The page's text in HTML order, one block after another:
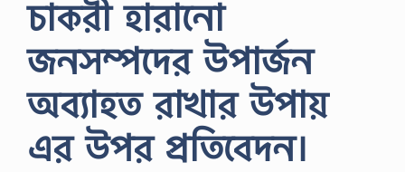
চাকরী হারানাে
জনসম্পদের উপার্জন
অব্যাহত রাখার উপায়
এর উপর প্রতিবেদন।